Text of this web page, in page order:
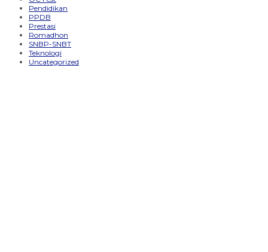
Pendidikan
PPDB
Prestasi
Romadhon
SNBP-SNBT
Teknologi
Uncategorized